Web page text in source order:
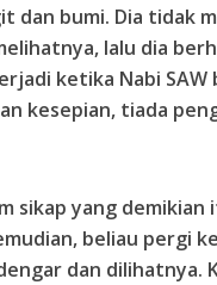
dan bumi. Dia tidak
lalu dia
ketika Nabi
kesepian, tiada
sikap yang
beliau pergi
dan dilihatnya.